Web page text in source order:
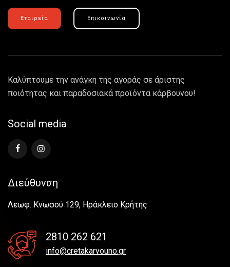
Εταιρεία Επικοινωνία
Καλύπτουμε την ανάγκη της αγοράς σε άριστης
ποιότητας και παραδοσιακά προϊόντα κάρβουνου!
Social media
Διεύθυνση
Λεωφ. Κνωσού 129, Ηράκλειο Κρήτης
2810 262 621
info@cretakarvouno.gr